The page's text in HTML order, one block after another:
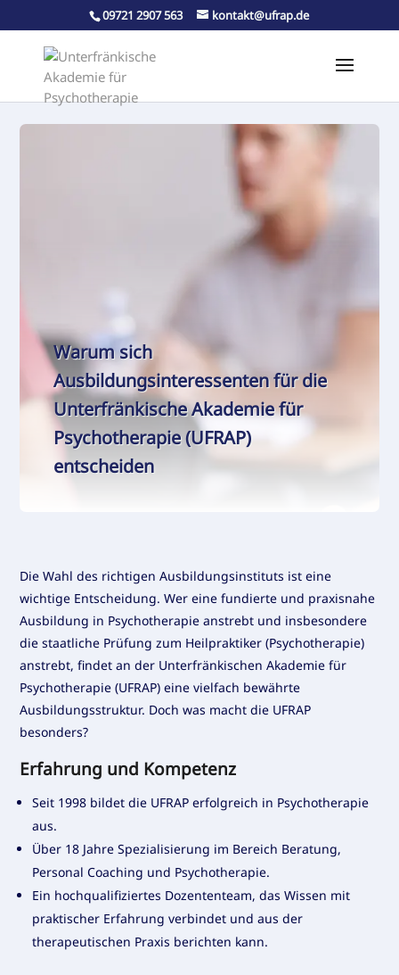
09721 2907 563 kontakt@ufrap.de
Warum sich
Ausbildungsinteressenten für die
Unterfränkische Akademie für
Psychotherapie (UFRAP)
entscheiden
Die Wahl des richtigen Ausbildungsinstituts ist eine
wichtige Entscheidung. Wer eine fundierte und praxisnahe
Ausbildung in Psychotherapie anstrebt und insbesondere
die staatliche Prüfung zum Heilpraktiker (Psychotherapie)
anstrebt, findet an der Unterfränkischen Akademie für
Psychotherapie (UFRAP) eine vielfach bewährte
Ausbildungsstruktur. Doch was macht die UFRAP
besonders?
Erfahrung und Kompetenz
Seit 1998 bildet die UFRAP erfolgreich in Psychotherapie
aus.
Über 18 Jahre Spezialisierung im Bereich Beratung,
Personal Coaching und Psychotherapie.
Ein hochqualifiziertes Dozententeam, das Wissen mit
praktischer Erfahrung verbindet und aus der
therapeutischen Praxis berichten kann.